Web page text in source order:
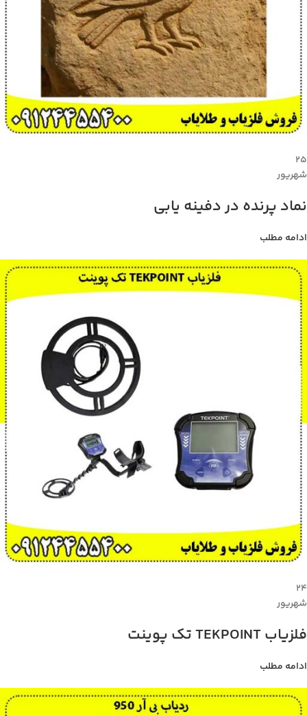
۲۵
شهریور
نماد پرنده در دفینه یابی
ادامه مطلب
۲۴
شهریور
فلزیاب TEKPOINT تک پوینت
ادامه مطلب